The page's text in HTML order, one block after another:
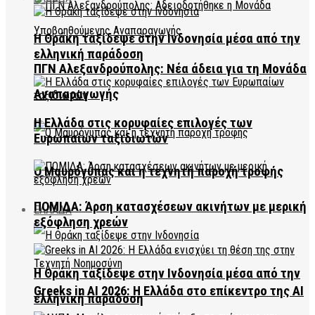
ΠΓΝ Αλεξανδρούπολης: Νέα άδεια για τη Μονάδα
Αναπαραγωγής
Ο Μαυρόγυπας και η τεχνητή παροχή τροφής
ΕΛΛΑΔΑ
Η Θράκη ταξίδεψε στην Ινδονησία μέσα από την
ελληνική παράδοση
Η Θράκη ταξίδεψε στην Ινδονησία μέσα από την
ελληνική παράδοση
Η Ελλάδα στις κορυφαίες επιλογές των
Ευρωπαίων ταξιδιωτών
ΠΟΜΙΔΑ: Άρση κατασχέσεων ακινήτων με μερική
εξόφληση χρεών
Greeks in AI 2026: Η Ελλάδα στο επίκεντρο της AI